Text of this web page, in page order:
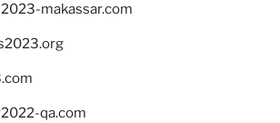
makassar.com
qa.com